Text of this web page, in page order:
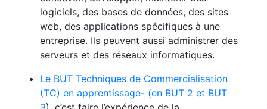
logiciels, des bases de données, des sites
web, des applications spécifiques à une
entreprise. Ils peuvent aussi administrer des
serveurs et des réseaux informatiques.
Le BUT Techniques de Commercialisation
(TC) en apprentissage- (en BUT 2 et BUT